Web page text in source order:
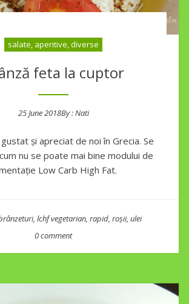
salate, aperitive, diverse
feta la cuptor
25 June 2018By :Nati
și apreciat de noi în Grecia. Se
nu se poate mai bine modului de
Low Carb High Fat.
, lchf vegetarian, rapid, roșii, ulei
0 comment